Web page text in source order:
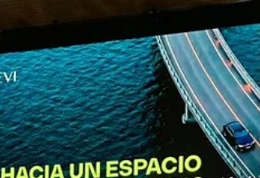
como la normativa de tránsito panameña
coinciden que detenerse en un semáforo no
significa dejar de conducir. La Federación
Internacional del Automóvil (FIA), Región IV,
acaba de